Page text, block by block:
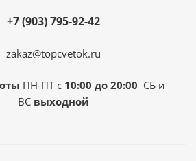
+7 (903) 795-92-42
zakaz@topcvetok.ru
ПН-ПТ с 10:00 до 20:00 СБ и
ВС выходной